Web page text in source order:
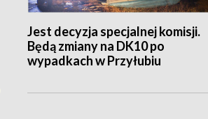
Jest decyzja specjalnej komisji.
Będą zmiany na DK10 po
wypadkach w Przyłubiu